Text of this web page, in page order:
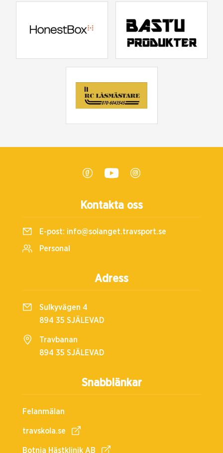
Snabblänkar
Felanmälan
travskola.se
Botnia Hästklinik AB
Kontakta oss
E-post: info@solanget.travsport.se
Personal
Adress
Sulkyvägen 4
894 35 SJÄLEVAD
Travbanan
894 35 SJÄLEVAD